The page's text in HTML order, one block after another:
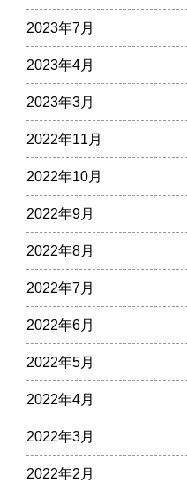
2023年7月
2023年4月
2023年3月
2022年11月
2022年10月
2022年9月
2022年8月
2022年7月
2022年6月
2022年5月
2022年4月
2022年3月
2022年2月